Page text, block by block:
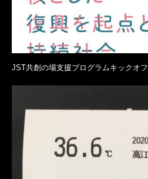
JST共創の場支援プログラムキックオフ